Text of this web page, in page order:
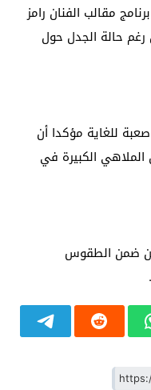
مقالب الفنان رامز
حالة الجدل حول
للغاية مؤكدا أن
الكبيرة في
من ضمن الطقوس